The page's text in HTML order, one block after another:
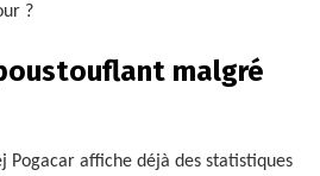
?
malgré
Pogacar affiche déjà des statistiques